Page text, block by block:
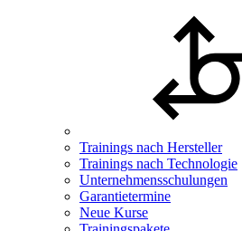
Trainings nach Hersteller
Trainings nach Technologie
Unternehmensschulungen
Garantietermine
Neue Kurse